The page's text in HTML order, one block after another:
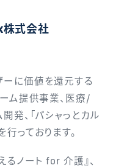
株式会社
に価値を還元する
ム提供事業、医療/
発、「パシャっとカル
っております。
るノート for 介護』、